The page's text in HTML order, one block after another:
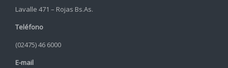
Lavalle 471 – Rojas Bs.As.
Teléfono
(02475) 46 6000
E-mail